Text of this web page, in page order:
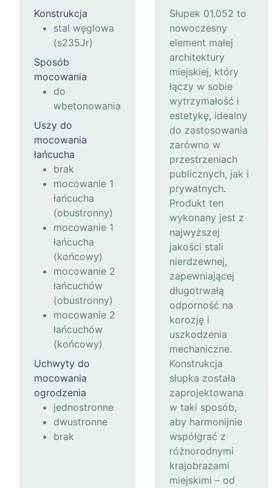
Konstrukcja
stal węglowa
(s235Jr)
Sposób
mocowania
do
wbetonowania
Uszy do
mocowania
łańcucha
brak
mocowanie 1
łańcucha
(obustronny)
mocowanie 1
łańcucha
(końcowy)
mocowanie 2
łańcuchów
(obustronny)
mocowanie 2
łańcuchów
(końcowy)
Uchwyty do
mocowania
ogrodzenia
jednostronne
dwustronne
brak
Słupek 01.052 to
nowoczesny
element małej
architektury
miejskiej, który
łączy w sobie
wytrzymałość i
estetykę, idealny
do zastosowania
zarówno w
przestrzeniach
publicznych, jak i
prywatnych.
Produkt ten
wykonany jest z
najwyższej
jakości stali
nierdzewnej,
zapewniającej
długotrwałą
odporność na
korozję i
uszkodzenia
mechaniczne.
Konstrukcja
słupka została
zaprojektowana
w taki sposób,
aby harmonijnie
współgrać z
różnorodnymi
krajobrazami
miejskimi – od